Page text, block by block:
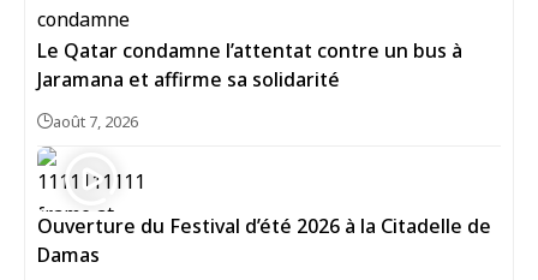
Le Qatar condamne l’attentat contre un bus à
Jaramana et affirme sa solidarité
août 7, 2026
Ouverture du Festival d’été 2026 à la Citadelle de
Damas